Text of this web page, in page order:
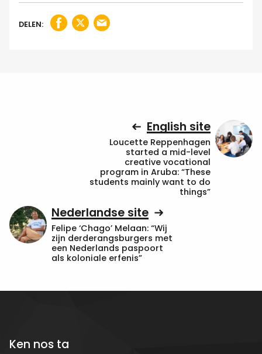
DELEN:
English site
Loucette Reppenhagen
started a mid-level
creative vocational
program in Aruba: “These
students mainly want to do
things”
Nederlandse site
Felipe ‘Chago’ Melaan: “Wij
zijn derderangsburgers met
een Nederlands paspoort
als koloniale erfenis”
Ken nos ta